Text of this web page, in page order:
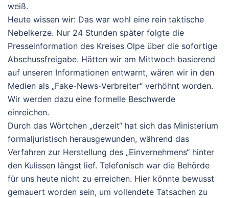
weiß.
Heute wissen wir: Das war wohl eine rein taktische
Nebelkerze. Nur 24 Stunden später folgte die
Presseinformation des Kreises Olpe über die sofortige
Abschussfreigabe. Hätten wir am Mittwoch basierend
auf unseren Informationen entwarnt, wären wir in den
Medien als „Fake-News-Verbreiter“ verhöhnt worden.
Wir werden dazu eine formelle Beschwerde
einreichen.
Durch das Wörtchen „derzeit“ hat sich das Ministerium
formaljuristisch herausgewunden, während das
Verfahren zur Herstellung des „Einvernehmens“ hinter
den Kulissen längst lief. Telefonisch war die Behörde
für uns heute nicht zu erreichen. Hier könnte bewusst
gemauert worden sein, um vollendete Tatsachen zu